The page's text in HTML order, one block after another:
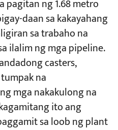
pagitan ng 1.68 metro
daan sa kakayahang
sa trabaho na
ilalim ng mga pipeline.
casters,
na
mga nakakulong na
ito ang
sa loob ng plant